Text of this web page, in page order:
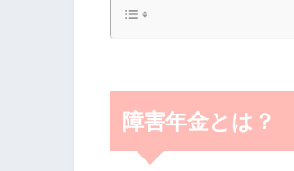
障害年金とは？